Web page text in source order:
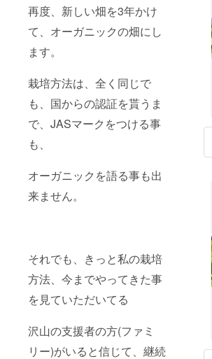
再度、新しい畑を3年かけ
て、オーガニックの畑にし
ます。
栽培方法は、全く同じで
も、国からの認証を貰うま
で、JASマークをつける事
も、
オーガニックを語る事も出
来ません。
それでも、きっと私の栽培
方法、今までやってきた事
を見ていただいてる
沢山の支援者の方(ファミ
リー)がいると信じて、継続